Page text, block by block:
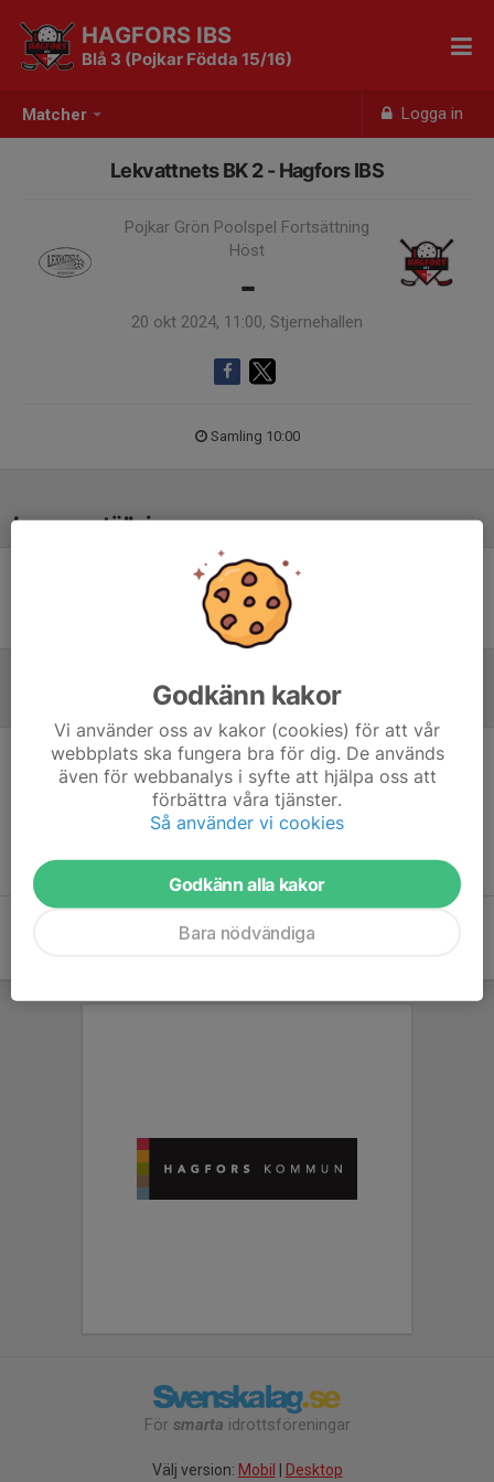
Matcher Logga in
HAGFORS IBS
Blå 3 (Pojkar Födda 15/16)
Lekvattnets BK 2 - Hagfors IBS
Pojkar Grön Poolspel Fortsättning
Höst
-
20 okt 2024, 11:00, Stjernehallen
Samling 10:00
Laguppställning
Ingen uppställning ifylld
Inget referat skrivet
För smarta idrottsföreningar
Välj version: Mobil Desktop
Godkänn kakor
Vi använder oss av kakor (cookies) för att vår
webbplats ska fungera bra för dig. De används
även för webbanalys i syfte att hjälpa oss att
förbättra våra tjänster.
Så använder vi cookies
Godkänn alla kakor
Bara nödvändiga